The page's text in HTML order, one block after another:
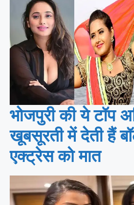
भोजपुरी की ये टॉप
खूबसूरती में देती हैं
एक्ट्रेस को मात